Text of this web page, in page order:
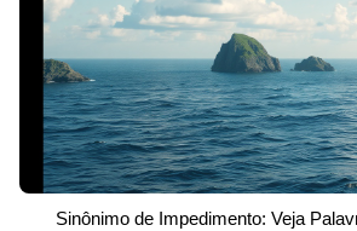
Sinônimo de Impedimento: Veja